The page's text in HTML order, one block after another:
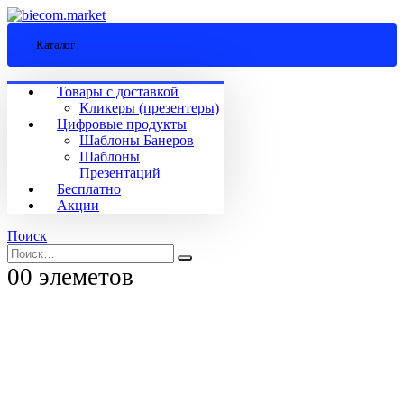
Каталог
Товары с доставкой
Кликеры (презентеры)
Цифровые продукты
Шаблоны Банеров
Шаблоны
Презентаций
Бесплатно
Акции
Поиск
00 элеметов